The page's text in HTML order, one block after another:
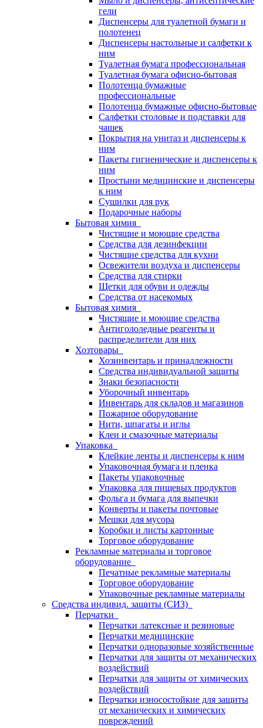
гели
Диспенсеры для туалетной бумаги и
полотенец
Диспенсеры настольные и салфетки к
ним
Туалетная бумага профессиональная
Туалетная бумага офисно-бытовая
Полотенца бумажные
профессиональные
Полотенца бумажные офисно-бытовые
Салфетки столовые и подставки для
чашек
Покрытия на унитаз и диспенсеры к
ним
Пакеты гигиенические и диспенсеры к
ним
Простыни медицинские и диспенсеры
к ним
Сушилки для рук
Подарочные наборы
Бытовая химия
Чистящие и моющие средства
Средства для дезинфекции
Чистящие средства для кухни
Освежители воздуха и диспенсеры
Средства для стирки
Щетки для обуви и одежды
Средства от насекомых
Бытовая химия
Чистящие и моющие средства
Антигололедные реагенты и
распределители для них
Хозтовары
Хозинвентарь и принадлежности
Средства индивидуальной защиты
Знаки безопасности
Уборочный инвентарь
Инвентарь для складов и магазинов
Пожарное оборудование
Нити, шпагаты и иглы
Клеи и смазочные материалы
Упаковка
Клейкие ленты и диспенсеры к ним
Упаковочная бумага и пленка
Пакеты упаковочные
Упаковка для пищевых продуктов
Фольга и бумага для выпечки
Конверты и пакеты почтовые
Мешки для мусора
Коробки и листы картонные
Торговое оборудование
Рекламные материалы и торговое
оборудование
Печатные рекламные материалы
Торговое оборудование
Упаковочные рекламные материалы
Средства индивид. защиты (СИЗ)
Перчатки
Перчатки латексные и резиновые
Перчатки медицинские
Перчатки одноразовые хозяйственные
Перчатки для защиты от механических
воздействий
Перчатки для защиты от химических
воздействий
Перчатки износостойкие для защиты
от механических и химических
повреждений